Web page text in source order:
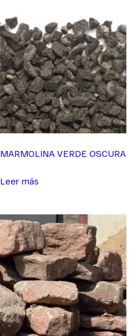
MARMOLINA VERDE OSCURA
Leer más